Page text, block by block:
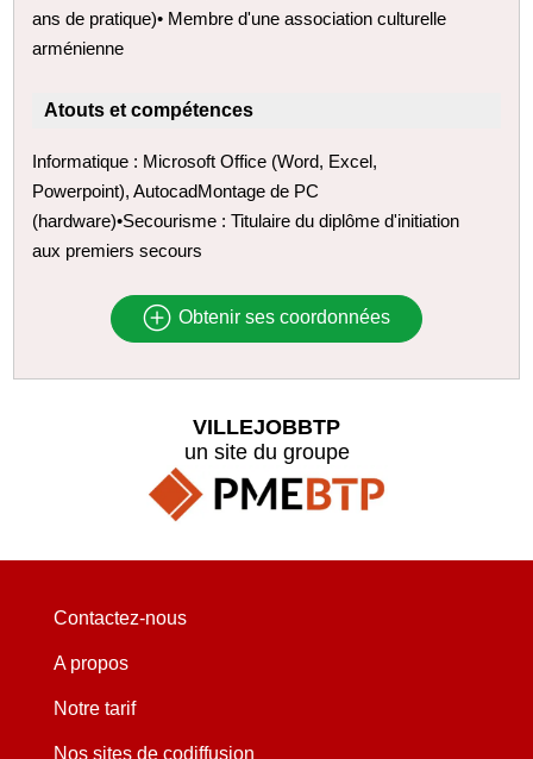
ans de pratique)• Membre d'une association culturelle
arménienne
Atouts et compétences
Informatique : Microsoft Office (Word, Excel,
Powerpoint), AutocadMontage de PC
(hardware)•Secourisme : Titulaire du diplôme d'initiation
aux premiers secours
Obtenir ses coordonnées
VILLEJOBBTP
un site du groupe
Contactez-nous
A propos
Notre tarif
Nos sites de codiffusion